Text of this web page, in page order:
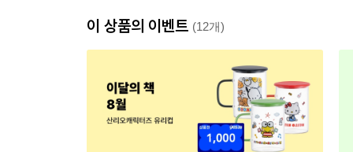
이 상품의 이벤트 (12개)